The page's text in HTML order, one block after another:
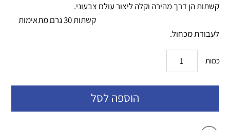
קשתות הן דרך מהירה וקלה ליצור עולם צבעוני.
קשתות 30 גרם מתאימות
לעבודת מכחול.
כמות
הוספה לסל